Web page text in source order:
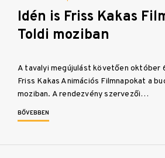
Idén is Friss Kakas
Toldi moziban
A tavalyi megújulást követően október
Friss Kakas Animációs Filmnapokat a
moziban. A rendezvény szervezői…
BŐVEBBEN